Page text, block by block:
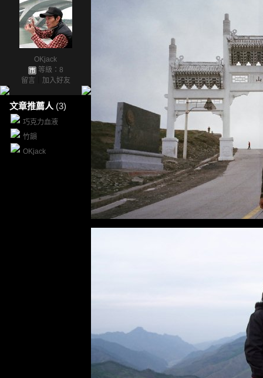
OKjack
等級：8
留言
加入好友
文章推薦人 (3)
巧克力血液
竹韻
OKjack